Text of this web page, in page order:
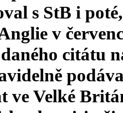
s StB i
v
citátu
ve Velké